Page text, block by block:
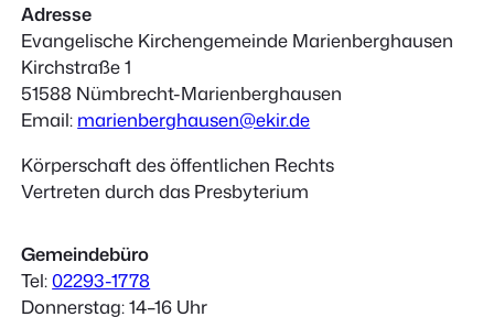
Adresse
Evangelische Kirchengemeinde Marienberghausen
Kirchstraße 1
51588 Nümbrecht-Marienberghausen
Email: marienberghausen@ekir.de
Körperschaft des öffentlichen Rechts
Vertreten durch das Presbyterium
Gemeindebüro
Tel:02293-1778
Donnerstag: 14–16 Uhr